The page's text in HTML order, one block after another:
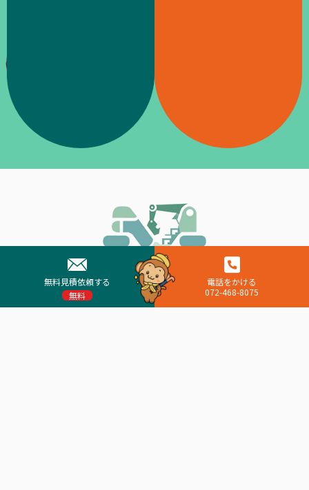
貝塚市発の地域密着の解体会社 解体屋もんたくん
無料見積依頼する
無料
電話をかける
072-468-8075